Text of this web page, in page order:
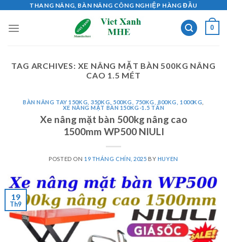
content
THANG NÂNG, BÀN NÂNG CÔNG NGHIỆP HÀNG ĐẦU
0
TAG ARCHIVES: XE NÂNG MẶT BÀN 500KG NÂNG
CAO 1.5 MÉT
BÀN NÂNG TAY 150KG, 350KG, 500KG, 750KG, 800KG, 1000KG
XE NÂNG MẶT BÀN 150KG-1.5 TẤN
Xe nâng mặt bàn 500kg nâng cao
1500mm WP500 NIULI
POSTED ON 19 THÁNG CHÍN, 2025 BY HUYEN
19
Th9